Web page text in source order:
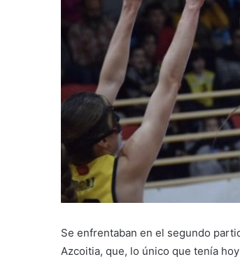
Se enfrentaban en el segundo
Azcoitia, que, lo único que tenía